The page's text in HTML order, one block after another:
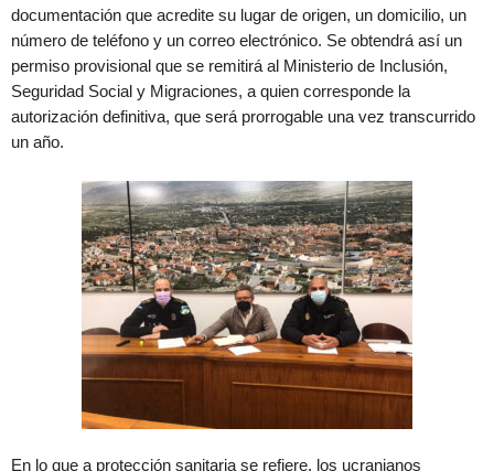
documentación que acredite su lugar de origen, un domicilio, un
número de teléfono y un correo electrónico. Se obtendrá así un
permiso provisional que se remitirá al Ministerio de Inclusión,
Seguridad Social y Migraciones, a quien corresponde la
autorización definitiva, que será prorrogable una vez transcurrido
un año.
En lo que a protección sanitaria se refiere, los ucranianos